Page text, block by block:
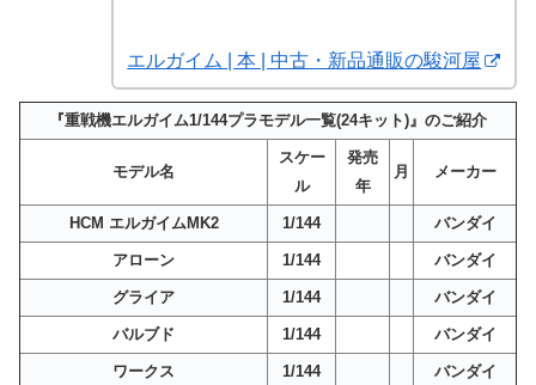
エルガイム | 本 | 中古・新品通販の駿河屋
『重戦機エルガイム1/144プラモデル一覧(24キット)』のご紹介
モデル名
スケー
ル
発売
年
月 メーカー
HCM エルガイムMK2 1/144 バンダイ
アローン 1/144 バンダイ
グライア 1/144 バンダイ
バルブド 1/144 バンダイ
ワークス 1/144 バンダイ